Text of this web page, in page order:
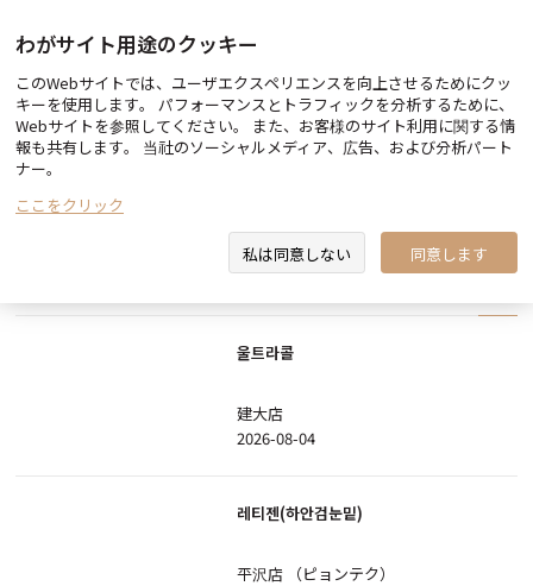
Before & After
울트라콜
建大店
2026-08-04
레티젠(하안검눈밑)
平沢店 （ピョンテク）
わがサイト用途のクッキー
このWebサイトでは、ユーザエクスペリエンスを向上させるためにクッ
キーを使用します。 パフォーマンスとトラフィックを分析するために、
Webサイトを参照してください。 また、お客様のサイト利用に関する情
報も共有します。 当社のソーシャルメディア、広告、および分析パート
ナー。
ここをクリック
私は同意しない 同意します